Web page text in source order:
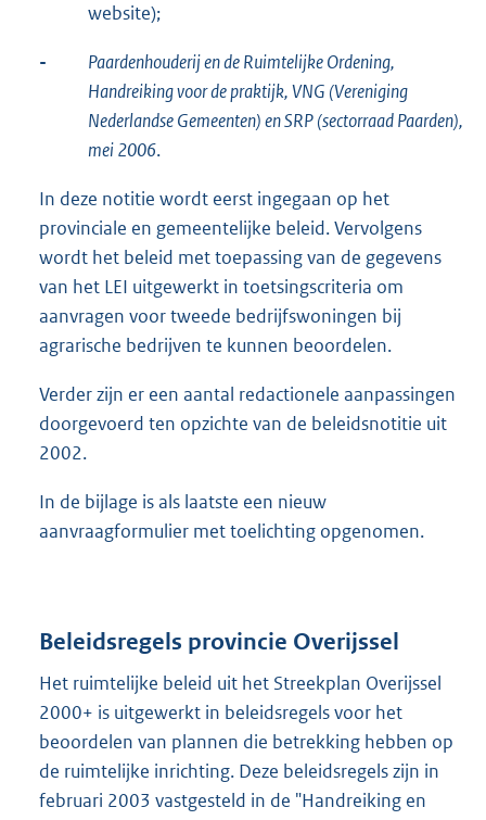
website);
-
Paardenhouderij en de Ruimtelijke Ordening,
Handreiking voor de praktijk, VNG (Vereniging
Nederlandse Gemeenten) en SRP (sectorraad Paarden),
mei 2006.
In deze notitie wordt eerst ingegaan op het
provinciale en gemeentelijke beleid. Vervolgens
wordt het beleid met toepassing van de gegevens
van het LEI uitgewerkt in toetsingscriteria om
aanvragen voor tweede bedrijfswoningen bij
agrarische bedrijven te kunnen beoordelen.
Verder zijn er een aantal redactionele aanpassingen
doorgevoerd ten opzichte van de beleidsnotitie uit
2002.
In de bijlage is als laatste een nieuw
aanvraagformulier met toelichting opgenomen.
Beleidsregels provincie Overijssel
Het ruimtelijke beleid uit het Streekplan Overijssel
2000+ is uitgewerkt in beleidsregels voor het
beoordelen van plannen die betrekking hebben op
de ruimtelijke inrichting. Deze beleidsregels zijn in
februari 2003 vastgesteld in de "Handreiking en